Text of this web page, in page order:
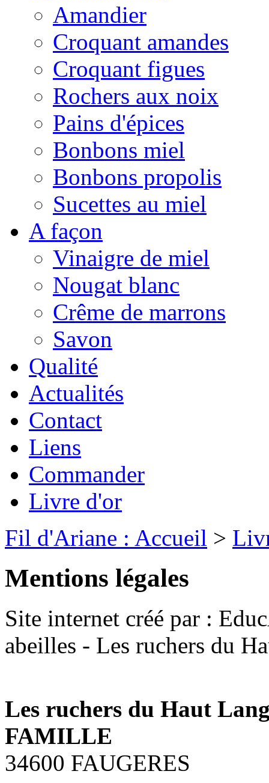
Amandier
Croquant amandes
Croquant figues
Rochers aux noix
Pains d'épices
Bonbons miel
Bonbons propolis
Sucettes au miel
A façon
Vinaigre de miel
Nougat blanc
Crême de marrons
Savon
Qualité
Actualités
Contact
Liens
Commander
Livre d'or
Fil d'Ariane : Accueil >
Mentions légales
Site internet créé par :
abeilles - Les ruchers du
Les ruchers du Haut
FAMILLE
34600 FAUGERES